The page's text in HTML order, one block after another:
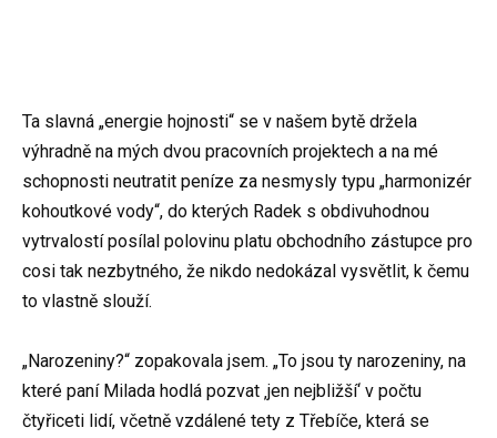
Ta slavná „energie hojnosti“ se v našem bytě držela
výhradně na mých dvou pracovních projektech a na mé
schopnosti neutratit peníze za nesmysly typu „harmonizér
kohoutkové vody“, do kterých Radek s obdivuhodnou
vytrvalostí posílal polovinu platu obchodního zástupce pro
cosi tak nezbytného, že nikdo nedokázal vysvětlit, k čemu
to vlastně slouží.
„Narozeniny?“ zopakovala jsem. „To jsou ty narozeniny, na
které paní Milada hodlá pozvat ‚jen nejbližší‘ v počtu
čtyřiceti lidí, včetně vzdálené tety z Třebíče, která se